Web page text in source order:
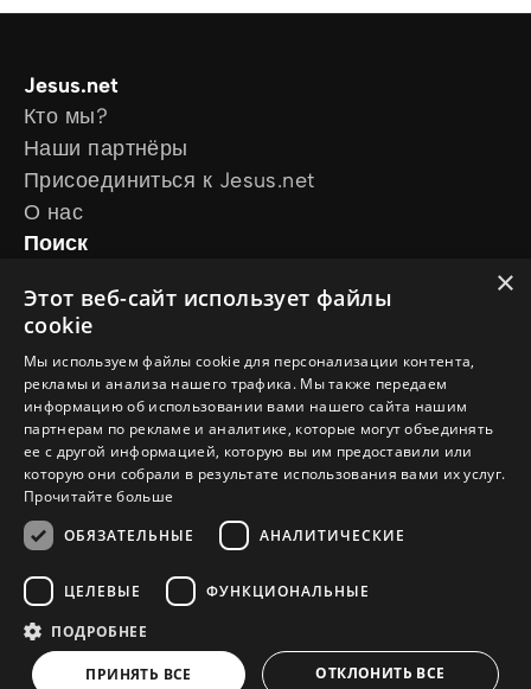
Jesus.net
Кто мы?
Наши партнёры
Присоединиться к Jesus.net
О нас
Поиск
Видео
Онлайн-курсы
Наши проекты
У меня есть вопрос
Хочу, чтобы за меня помолились
Следите за нами
© Copyright 2026 ru.Jesus.net
Политика конфиденциальности
Политика использования файлов cookieaWebNLsite
×
Этот веб-сайт использует файлы
cookie
Мы используем файлы cookie для персонализации контента,
рекламы и анализа нашего трафика. Мы также передаем
информацию об использовании вами нашего сайта нашим
партнерам по рекламе и аналитике, которые могут объединять
ее с другой информацией, которую вы им предоставили или
которую они собрали в результате использования вами их услуг.
Прочитайте больше
ОБЯЗАТЕЛЬНЫЕ
АНАЛИТИЧЕСКИЕ
ЦЕЛЕВЫЕ ФУНКЦИОНАЛЬНЫЕ
ПОДРОБНЕЕ
ПРИНЯТЬ ВСЕ ОТКЛОНИТЬ ВСЕ